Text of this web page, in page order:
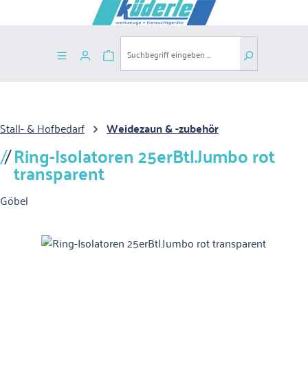
Zum Hauptinhalt springen
Warenkorb enthält 0 Positionen. Der
Stall- & Hofbedarf Weidezaun & -zubehör
Ring-Isolatoren 25erBtl.Jumbo rot
transparent
Göbel
Bildergalerie überspringen